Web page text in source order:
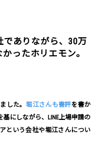
でありながら、30万
ったホリエモン。
した。堀江さんも書評を書か
にしながら、LINE上場申請の
という会社や堀江さんについ